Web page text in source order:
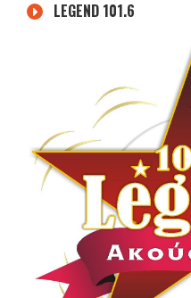
LEGEND 101.6